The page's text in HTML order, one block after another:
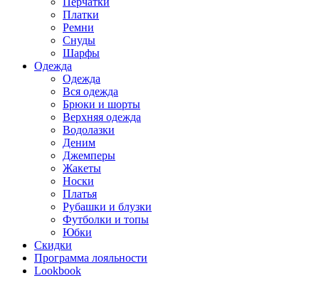
Платки
Ремни
Снуды
Шарфы
Одежда
Одежда
Вся одежда
Брюки и шорты
Верхняя одежда
Водолазки
Деним
Джемперы
Жакеты
Носки
Платья
Рубашки и блузки
Футболки и топы
Юбки
Скидки
Программа лояльности
Lookbook